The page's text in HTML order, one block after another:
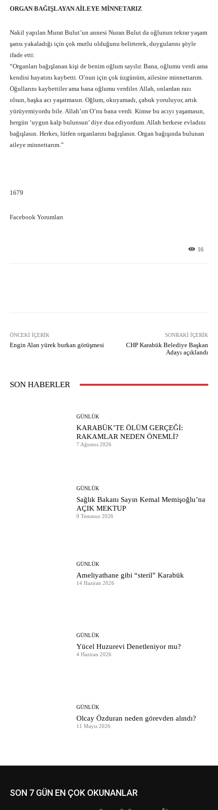
ORGAN BAĞIŞLAYAN AİLEYE MİNNETARIZ
Nakil yapılan Murat Bulut’un annesi Nuran Bulut da oğlunun tekrar yaşam
şansı yakaladığı için çok mutlu olduğunu belirterek, duygularını şöyle
ifade etti:
“Organları bağışlanan kişi de benim oğlum sayılır. Bana, oğlumu verdi ama
kendisi hayatını kaybetti. O’nun için çok üzgünüm, ailesine minnettarım.
Oğullarını kaybettiler ama bana oğlumu verdiler. Allah, onlardan razı
olsun, başka acı yaşatmasın. Oğlum, okuyamadı, çabuk yoruluyor, artık
yürüyemiyordu bile. Allah’ım O’nu bana verdi. Kimse bu acıyı yaşamasın,
hergün ‘uygun kalp bulunsun’ diye dua ediyordum. Allah herkese evladını
bağışlasın. Herkes, lütfen organlarını bağışlasın. Organ bağışında bulunan
aileye minnettarım.”
1679
Facebook Yorumları
16
ÖNCEKI İÇERIK
Engin Alan yürek burkan görüşmesi
SONRAKI İÇERIK
CHP Karabük Belediye Başkan
Adayı açıklandı
SON HABERLER
GÜNLÜK
KARABÜK’TE ÖLÜM GERÇEĞİ:
RAKAMLAR NEDEN ÖNEMLİ?
7 Ağustos 2026
GÜNLÜK
Sağlık Bakanı Sayın Kemal Memişoğlu’na
AÇIK MEKTUP
9 Temmuz 2026
GÜNLÜK
Ameliyathane gibi “steril” Karabük
14 Haziran 2026
GÜNLÜK
Yücel Huzurevi Denetleniyor mu?
4 Haziran 2026
GÜNLÜK
Olcay Özduran neden görevden alındı?
11 Mayıs 2026
SON 7 GÜN EN ÇOK OKUNANLAR